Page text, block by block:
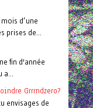
d’une
de...
fin d'année
Grrrndzero?
envisages de